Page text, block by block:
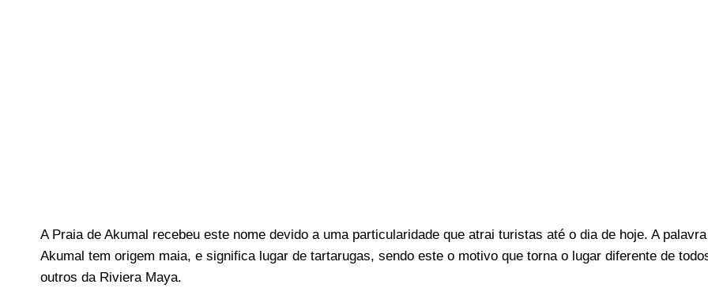
A Praia de Akumal recebeu este nome devido a uma particularidade que atrai turistas até o dia de hoje. A palavra
Akumal tem origem maia, e significa lugar de tartarugas, sendo este o motivo que torna o lugar diferente de
outros da Riviera Maya.